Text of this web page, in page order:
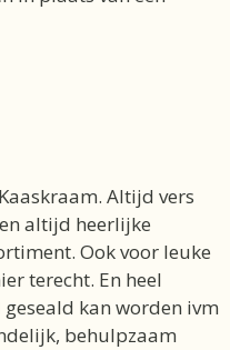
Altijd vers
altijd heerlijke
Ook voor leuke
terecht. En heel
kan worden ivm
behulpzaam